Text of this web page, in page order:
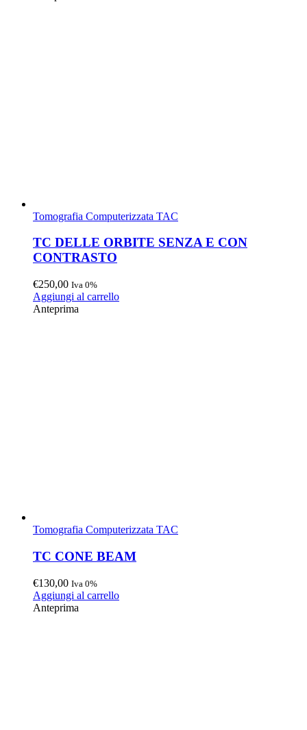
Tomografia Computerizzata TAC
TC DELLE ORBITE SENZA E CON
CONTRASTO
€250,00 Iva 0%
Aggiungi al carrello
Anteprima
Tomografia Computerizzata TAC
TC CONE BEAM
€130,00 Iva 0%
Aggiungi al carrello
Anteprima